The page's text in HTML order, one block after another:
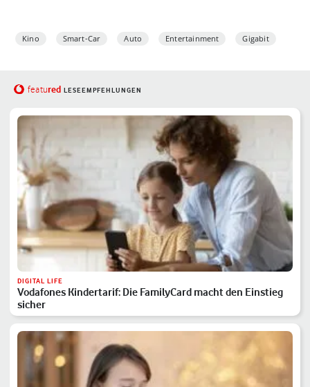
Kino Smart-Car Auto Entertainment Gigabit
featured LESEEMPFEHLUNGEN
DIGITAL LIFE
Vodafones Kindertarif: Die FamilyCard macht den Einstieg
sicher